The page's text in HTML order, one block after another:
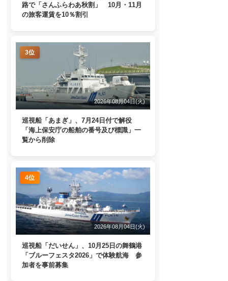
路で「さんふらわあ秋割」 10月・11月
の旅客運賃を10％割引
3位
2026年08月04日(火)
巡視船「あまぎ」、7月24日付で解役
「海上保安庁の船舶の番号及び標識」一
覧から削除
4位
2026年08月04日(火)
巡視船「だいせん」、10月25日の舞鶴港
「ブルーフェスタ2026」で体験航海 参
加者を事前募集